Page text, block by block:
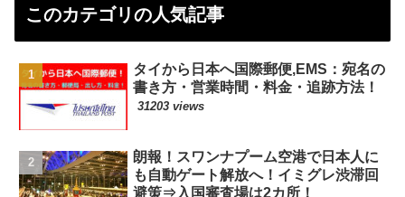
このカテゴリの人気記事
タイから日本へ国際郵便,EMS：宛名の
書き方・営業時間・料金・追跡方法！
31203 views
朗報！スワンナプーム空港で日本人に
も自動ゲート解放へ！イミグレ渋滞回
避策⇒入国審査場は2カ所！